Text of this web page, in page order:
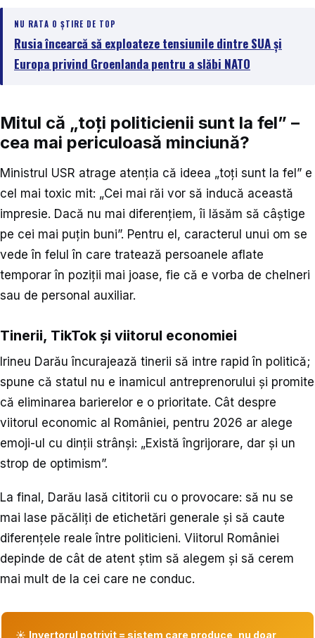
NU RATA O ȘTIRE DE TOP
Rusia încearcă să exploateze tensiunile dintre SUA și
Europa privind Groenlanda pentru a slăbi NATO
Mitul că „toți politicienii sunt la fel” –
cea mai periculoasă minciună?
Ministrul USR atrage atenția că ideea „toți sunt la fel” e
cel mai toxic mit: „Cei mai răi vor să inducă această
impresie. Dacă nu mai diferențiem, îi lăsăm să câștige
pe cei mai puțin buni”. Pentru el, caracterul unui om se
vede în felul în care tratează persoanele aflate
temporar în poziții mai joase, fie că e vorba de chelneri
sau de personal auxiliar.
Tinerii, TikTok și viitorul economiei
Irineu Darău încurajează tinerii să intre rapid în politică;
spune că statul nu e inamicul antreprenorului și promite
că eliminarea barierelor e o prioritate. Cât despre
viitorul economic al României, pentru 2026 ar alege
emoji-ul cu dinții strânși: „Există îngrijorare, dar și un
strop de optimism”.
La final, Darău lasă cititorii cu o provocare: să nu se
mai lase păcăliți de etichetări generale și să caute
diferențele reale între politicieni. Viitorul României
depinde de cât de atent știm să alegem și să cerem
mai mult de la cei care ne conduc.
☀️ Invertorul potrivit = sistem care produce, nu doar